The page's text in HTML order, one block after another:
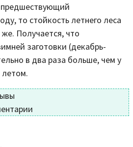
предшествующий
то стойкость летнего леса
Получается, что
заготовки (декабрь-
в два раза больше, чем у
летом.